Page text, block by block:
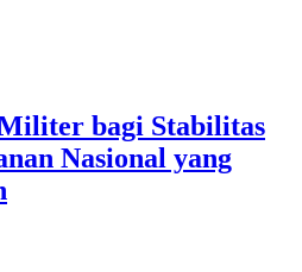
bagi Stabilitas
Nasional yang